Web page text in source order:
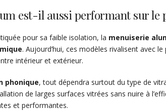
est-il aussi performant sur le
pour sa faible isolation, la menuiserie
. Aujourd’hui, ces modèles rivalisent avec
intérieur et extérieur.
phonique, tout dépendra surtout du type de
de larges surfaces vitrées sans nuire à
et performantes.